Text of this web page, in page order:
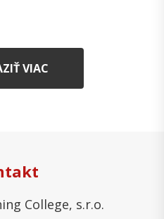
VIAC
College, s.r.o.